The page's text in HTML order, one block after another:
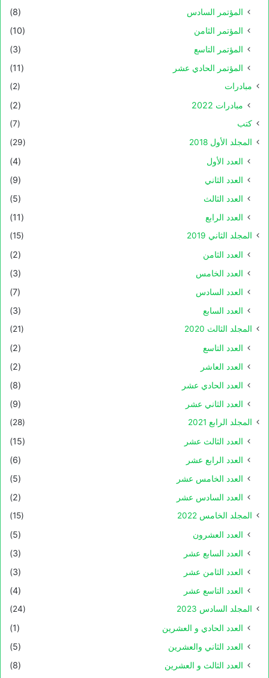
المؤتمر السادس
(8)
المؤتمر الثامن
(10)
المؤتمر التاسع
(3)
المؤتمر الحادي عشر
(11)
مبادرات (2)
مبادرات 2022 (2)
كتب
(7)
المجلد الأول 2018
(29)
العدد الأول
(4)
العدد الثاني
(9)
العدد الثالث
(5)
العدد الرابع
(11)
المجلد الثاني 2019 (15)
العدد الثامن
(2)
العدد الخامس
(3)
العدد السادس
(7)
العدد السابع
(3)
المجلد الثالث 2020 (21)
العدد التاسع
(2)
العدد العاشر
(2)
العدد الحادي عشر
(8)
العدد الثاني عشر
(9)
المجلد الرابع 2021 (28)
العدد الثالث عشر
(15)
العدد الرابع عشر
(6)
العدد الخامس عشر
(5)
العدد السادس عشر
(2)
المجلد الخامس 2022 (15)
العدد العشرون
(5)
العدد السابع عشر
(3)
العدد الثامن عشر
(3)
العدد التاسع عشر
(4)
المجلد السادس 2023 (24)
العدد الحادي و العشرين
(1)
العدد الثاني والعشرين
(5)
العدد الثالث و العشرين
(8)